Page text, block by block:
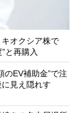
オクシア株で
と再購入
のEV補助金”で注
見え隠れす